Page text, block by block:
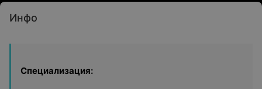
Инфо
Специализация: